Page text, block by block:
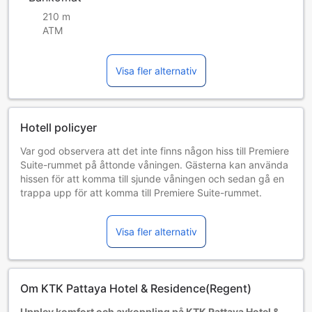
210 m
ATM
Visa fler alternativ
Hotell policyer
Var god observera att det inte finns någon hiss till Premiere
Suite-rummet på åttonde våningen. Gästerna kan använda
hissen för att komma till sjunde våningen och sedan gå en
trappa upp för att komma till Premiere Suite-rummet.
Barn och extrasängar
Bor gratis om befintliga sängar används.
god kontrollera rummets beläggning för mer information.
Visa fler alternativ
Om KTK Pattaya Hotel & Residence(Regent)